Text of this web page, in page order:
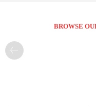
BROWSE